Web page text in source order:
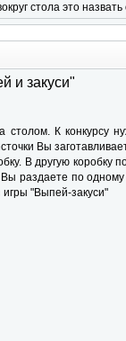
стола это
и закуси"
К конкурсу
Вы
В другую
раздаете по
игры "Выпей-закуси"